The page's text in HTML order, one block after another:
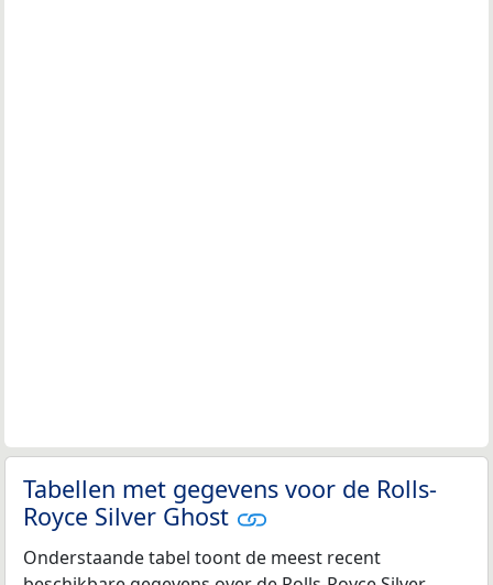
Tabellen met gegevens voor de Rolls-
Royce Silver Ghost
Onderstaande tabel toont de meest recent